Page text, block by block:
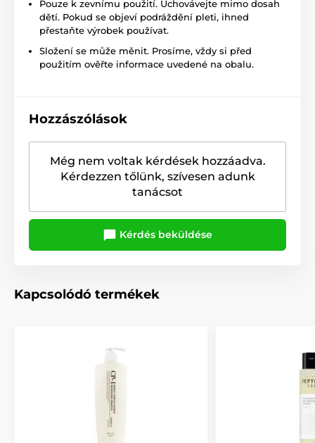
Pouze k zevnímu použití. Uchovávejte mimo dosah
dětí. Pokud se objeví podráždění pleti, ihned
přestaňte výrobek používat.
Složení se může měnit. Prosíme, vždy si před
použitím ověřte informace uvedené na obalu.
Hozzászólások
Még nem voltak kérdések hozzáadva.
Kérdezzen tőlünk, szívesen adunk
tanácsot
Kérdés beküldése
Kapcsolódó termékek